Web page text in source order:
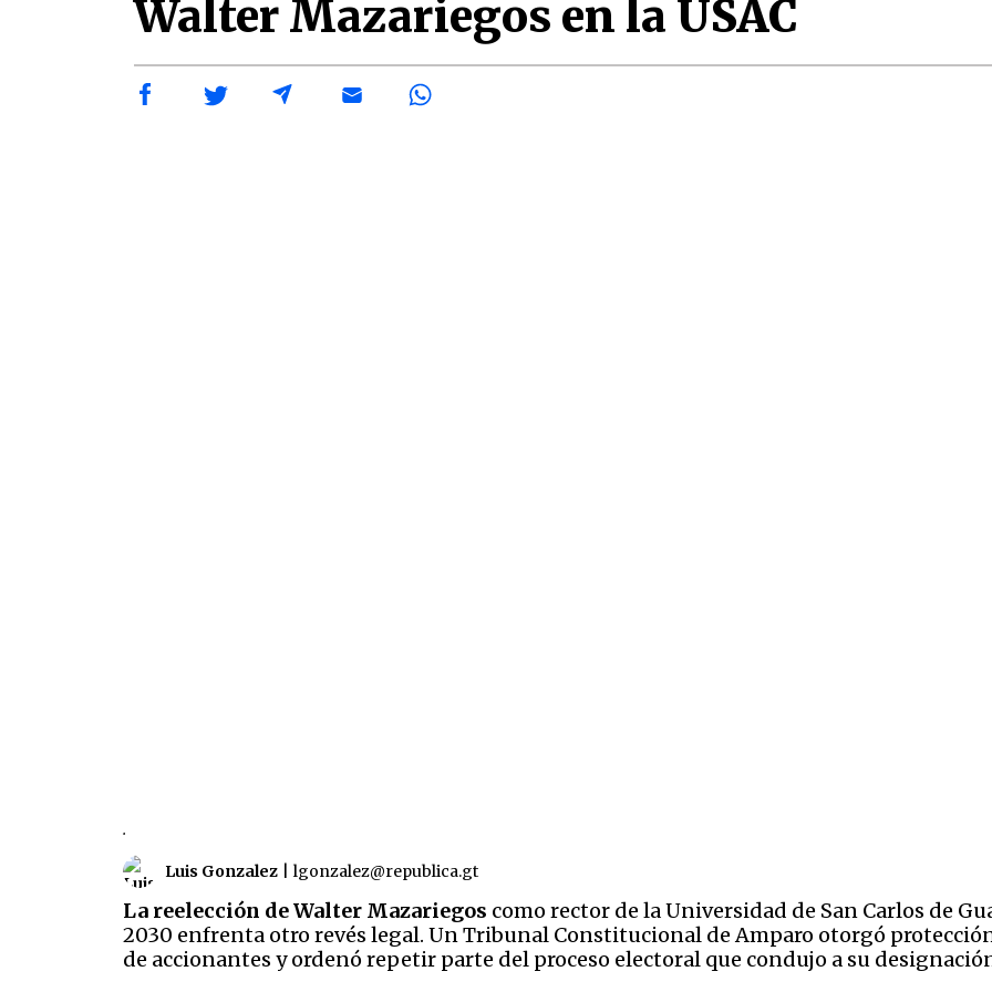
Walter Mazariegos en la USAC
.
Luis Gonzalez lgonzalez@republica.gt
La reelección de Walter Mazariegos como rector de la Universidad de San Carlos de
2030 enfrenta otro revés legal. Un Tribunal Constitucional de Amparo otorgó
de accionantes y ordenó repetir parte del proceso electoral que condujo a su